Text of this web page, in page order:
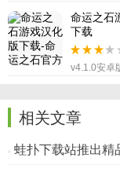
命运之石
下载
v4.1.0安卓
相关文章
蛙扑下载站推出精